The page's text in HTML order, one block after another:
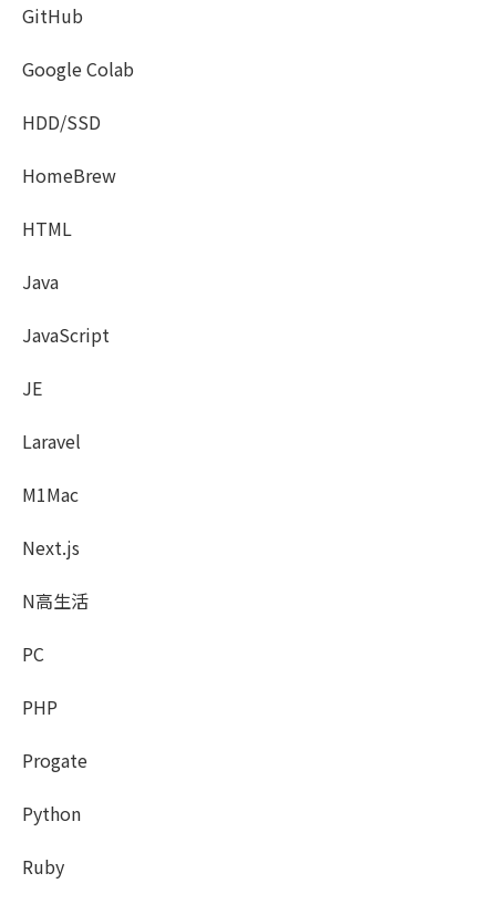
GitHub
Google Colab
HDD/SSD
HomeBrew
HTML
Java
JavaScript
JE
Laravel
M1Mac
Next.js
N高生活
PC
PHP
Progate
Python
Ruby